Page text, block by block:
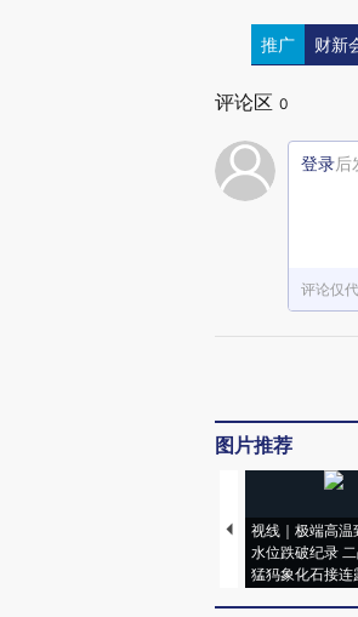
推广 财新
评论区 0
登录后
评论仅
图片推荐
视线｜极端高温
水位跌破纪录
猛犸象化石接连